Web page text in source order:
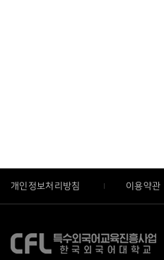
개인정보처리방침 이용약관